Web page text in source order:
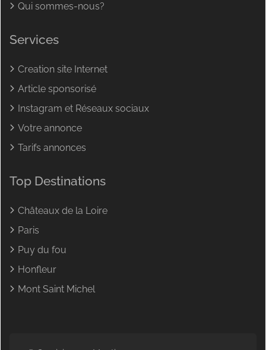
Qui sommes-nous?
Services
Creation site Internet
Article sponsorisé
Instagram et Réseaux sociaux
Votre annonce
Tarifs annonces
Top Destinations
Châteaux de la Loire
Paris
Puy du fou
Honfleur
Mont Saint Michel